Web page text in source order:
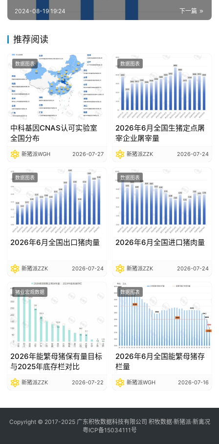
报
告
数
据
图
表
今
日
猪
下一篇
2024-08-19 19:24
推荐阅读
数据图表
中科基因CNAS认可实验室
全国分布
新猪派WGH 2026-07-27
数据图表
2026年6月全国生猪定点屠
宰企业屠宰量
新猪派ZZK 2026-07-24
数据图表
2026年6月全国出口猪肉量
新猪派ZZK 2026-07-24
数据图表
2026年6月全国进口猪肉量
新猪派ZZK 2026-07-24
猪业宏观数据
2026年能繁母猪保有量目标
与2025年底存栏对比
新猪派ZZK 2026-07-22
数据图表
2026年6月全国能繁母猪存
栏量
新猪派WGH 2026-07-16
Copyright © 2017-2025 广东积牧数据科技有限公司 积牧数据·新猪派·新禽况
粤ICP备15034111号